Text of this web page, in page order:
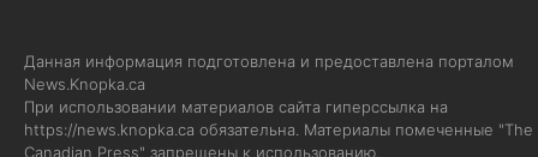
Данная информация подготовлена и предоставлена порталом
News.Knopka.ca
При использовании материалов сайта гиперссылка на
https://news.knopka.ca обязательна. Материалы помеченные "The
Canadian Press" запрещены к использованию.